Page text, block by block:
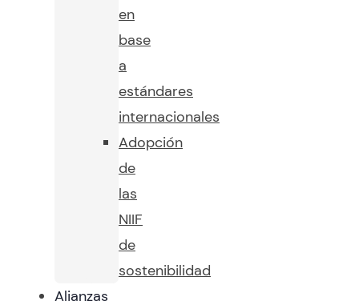
en
base
a
estándares
internacionales
Adopción
de
las
NIIF
de
sostenibilidad
Alianzas